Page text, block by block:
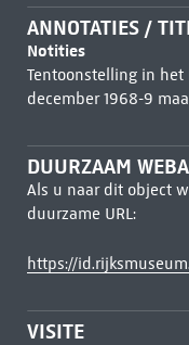
ANNOTATIES /
Notities
Tentoonstelling in het
december 1968-9
DUURZAAM
Als u naar dit object
duurzame URL:
https://
VISITE